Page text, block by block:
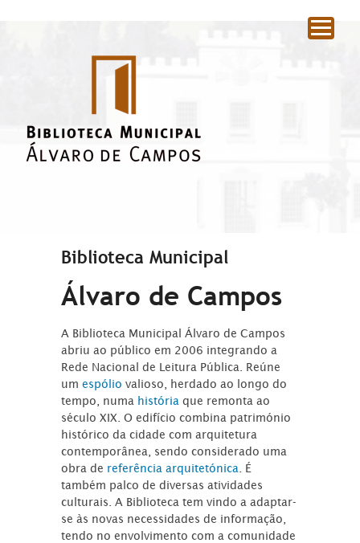
Biblioteca Municipal
Álvaro de Campos
A Biblioteca Municipal Álvaro de Campos
abriu ao público em 2006 integrando a
Rede Nacional de Leitura Pública. Reúne
umespóliovalioso, herdado ao longo do
tempo, numa história que remonta ao
século XIX. O edifício combina património
histórico da cidade com arquitetura
contemporânea, sendo considerado uma
obra de referência arquitetónica . É
também palco de diversas atividades
culturais. A Biblioteca tem vindo a adaptar-
se às novas necessidades de informação,
tendo no envolvimento com a comunidade